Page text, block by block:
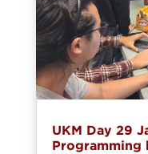
UKM Day 29
Programming